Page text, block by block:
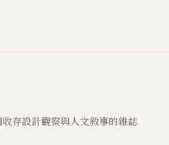
存設計觀察與人文敘事的雜誌